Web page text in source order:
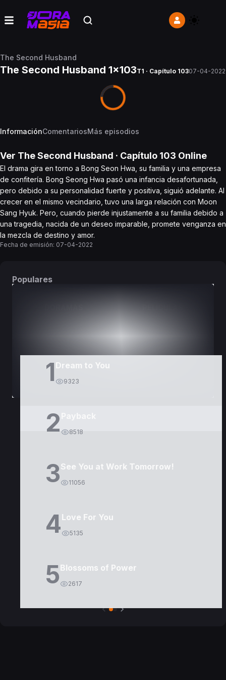
The Second Husband
The Second Husband 1x103T1 · Capítulo 10307-04-2022
InformaciónComentariosMás episodios
Ver The Second Husband · Capítulo 103 Online
El drama gira en torno a Bong Seon Hwa, su familia y una empresa
de confitería. Bong Seong Hwa pasó una infancia desafortunada,
pero debido a su personalidad fuerte y positiva, siguió adelante. Al
crecer en el mismo vecindario, tuvo una larga relación con Moon
Sang Hyuk. Pero, cuando pierde injustamente a su familia debido a
una tragedia, nacida de un deseo imparable, promete venganza en
la mezcla de destino y amor.
Fecha de emisión: 07-04-2022
Populares
1 Dream to You
9323
2 8518
3See You at Work Tomorrow!
11056
4Love For You
5135
5Blossoms of Power
2617